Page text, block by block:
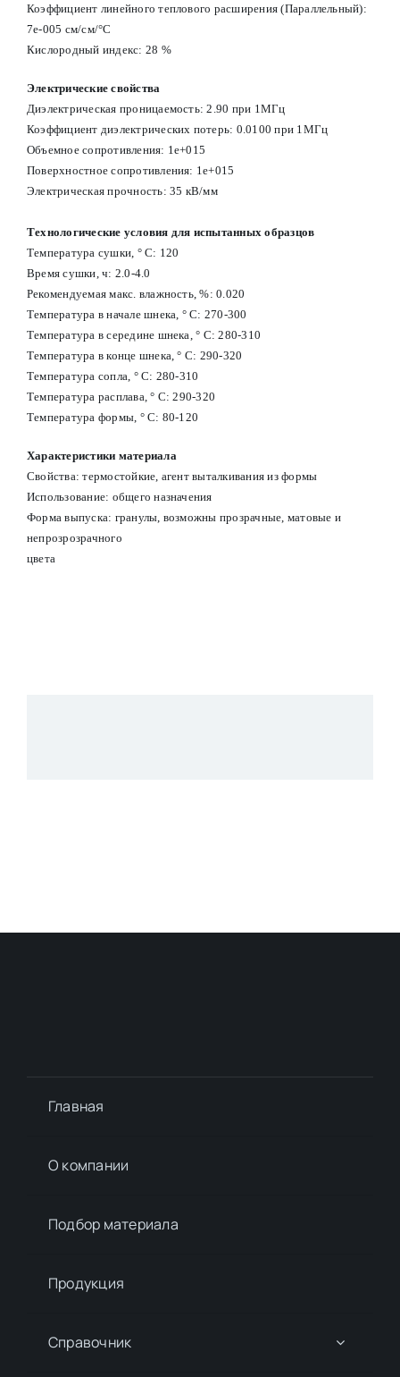
Коэффициент линейного теплового расширения (Параллельный):
7e-005 см/см/°С
Кислородный индекс: 28 %
Электрические свойства
Диэлектрическая проницаемость: 2.90 при 1МГц
Коэффициент диэлектрических потерь: 0.0100 при 1МГц
Объемное сопротивления: 1e+015
Поверхностное сопротивления: 1e+015
Электрическая прочность: 35 кВ/мм
Технологические условия для испытанных образцов
Температура сушки, ° С: 120
Время сушки, ч: 2.0-4.0
Рекомендуемая макс. влажность, %: 0.020
Температура в начале шнека, ° С: 270-300
Температура в середине шнека, ° С: 280-310
Температура в конце шнека, ° С: 290-320
Температура сопла, ° С: 280-310
Температура расплава, ° С: 290-320
Температура формы, ° С: 80-120
Характеристики материала
Свойства: термостойкие, агент выталкивания из формы
Использование: общего назначения
Форма выпуска: гранулы, возможны прозрачные, матовые и
непрозрозрачного
цвета
Главная
О компании
Подбор материалa
Продукция
Справочник